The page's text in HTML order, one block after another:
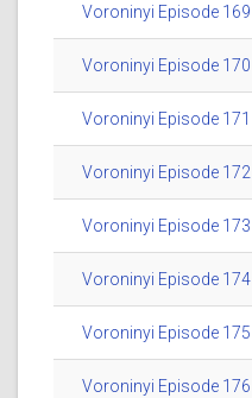
Voroninyi Episode
Voroninyi Episode
Voroninyi Episode
Voroninyi Episode
Voroninyi Episode
Voroninyi Episode
Voroninyi Episode
Voroninyi Episode